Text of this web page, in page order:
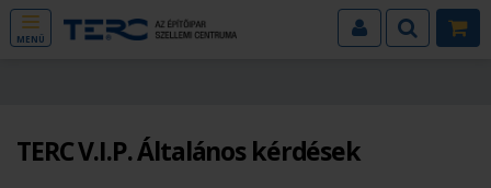
MENÜ
TERC V.I.P. Általános kérdések